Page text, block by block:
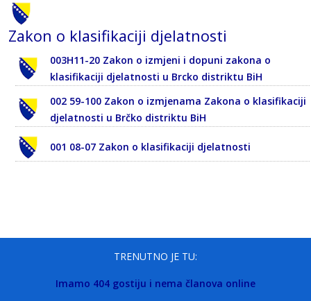
Zakon o klasifikaciji djelatnosti
003H11-20 Zakon o izmjeni i dopuni zakona o
klasifikaciji djelatnosti u Brcko distriktu BiH
002 59-100 Zakon o izmjenama Zakona o klasifikaciji
djelatnosti u Brčko distriktu BiH
001 08-07 Zakon o klasifikaciji djelatnosti
TRENUTNO JE TU:
Imamo 404 gostiju i nema članova online